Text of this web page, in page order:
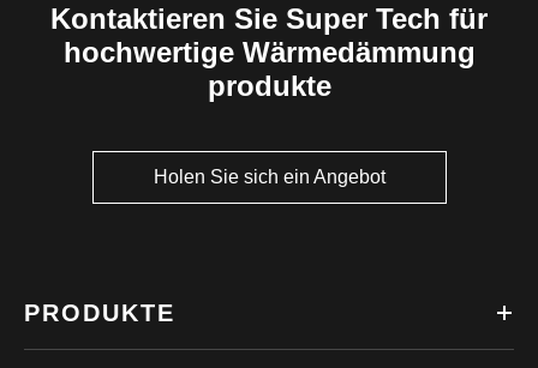
Kontaktieren Sie Super Tech für
hochwertige Wärmedämmung
produkte
Holen Sie sich ein Angebot
PRODUKTE